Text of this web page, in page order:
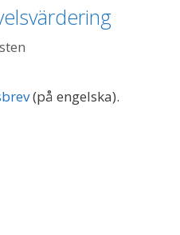
(på engelska).